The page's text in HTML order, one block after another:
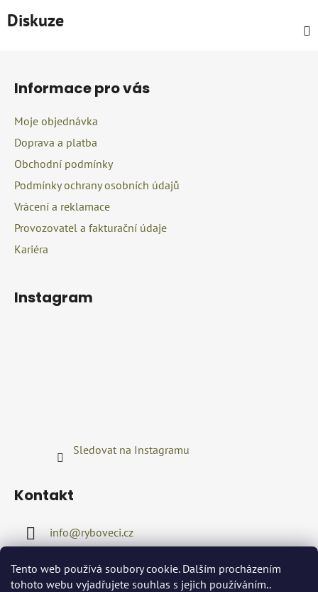
Tento web používá soubory cookie. Dalším procházením
tohoto webu vyjadřujete souhlas s jejich používáním..
Diskuze
Informace pro vás
Moje objednávka
Doprava a platba
Obchodní podmínky
Podmínky ochrany osobních údajů
Vrácení a reklamace
Provozovatel a fakturační údaje
Kariéra
Instagram
Sledovat na Instagramu
Kontakt
info@ryboveci.cz
+420722416689